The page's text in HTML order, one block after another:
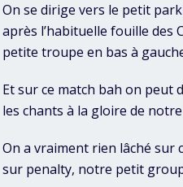
On se dirige vers le petit
après l’habituelle fouille des
petite troupe en bas à
Et sur ce match bah on peut
les chants à la gloire de
On a vraiment rien lâché sur
sur penalty, notre petit